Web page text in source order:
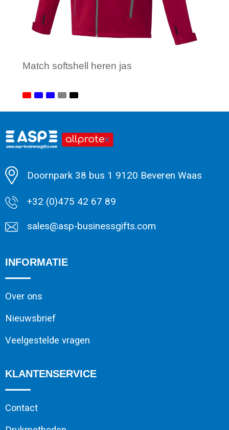
Match softshell heren jas
Minimale afname: 1
Doornpark 38 bus 1 9120 Beveren Waas
+32 (0)475 42 67 89
sales@asp-businessgifts.com
INFORMATIE
Over ons
Nieuwsbrief
Veelgestelde vragen
KLANTENSERVICE
Contact